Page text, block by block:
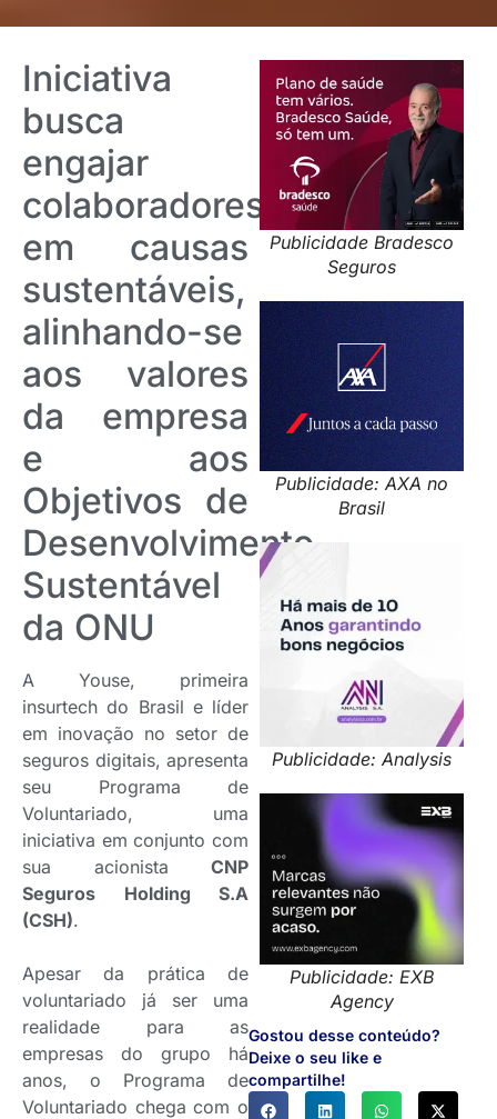
Publicidade Bradesco
Seguros
Publicidade: AXA no
Brasil
Publicidade: Analysis
Publicidade: EXB
Agency
Gostou desse conteúdo?
Deixe o seu like e
compartilhe!
Iniciativa
busca
engajar
colaboradores
em causas
sustentáveis,
alinhando-se
aos valores
da empresa
e aos
Objetivos de
Desenvolvimento
Sustentável
da ONU
A Youse, primeira
insurtech do Brasil e líder
em inovação no setor de
seguros digitais, apresenta
seu Programa de
Voluntariado, uma
iniciativa em conjunto com
sua acionista CNP
Seguros Holding S.A
(CSH).
Apesar da prática de
voluntariado já ser uma
realidade para as
empresas do grupo há
anos, o Programa de
Voluntariado chega com o